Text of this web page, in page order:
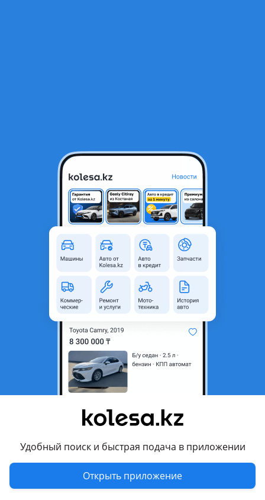
Удобный поиск и быстрая подача в приложении
Открыть приложение
Двигатель Volkswagen AZM 2.0
Объявление находится в архиве и может быть
Астана, Акмолинская
AZM
Подходит на авто
2006 - 2008 1 поколение рестайлинг (3U4), 2001 - 2006 1
поколение (3U4)
Volkswagen Passat
1996 - 2001 B5, 2000 - 2005 B5 рестайлинг